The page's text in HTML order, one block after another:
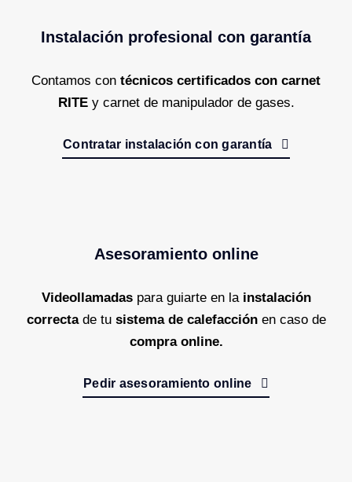
Instalación profesional con garantía
Contamos con técnicos certificados con carnet
RITE y carnet de manipulador de gases.
Contratar instalación con garantía
Asesoramiento online
Videollamadaspara guiarte en la instalación
correctade tu sistema de calefacción en caso de
compra online.
Pedir asesoramiento online